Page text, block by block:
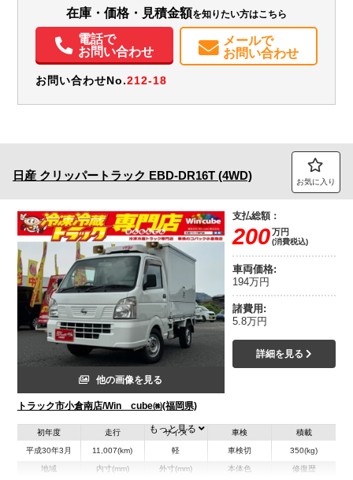
パワステ エアバッグ ドラレコ
在庫・価格・見積金額を知りたい方はこちら
電話で
お問い合わせ
メールで
お問い合わせ
お問い合わせNo.212-18
日産 クリッパートラック EBD-DR16T (4WD) お気に入り
他の画像を見る
トラック市小倉南店/Win cube㈱(福岡県)
支払総額：
200万円
(消費税込)
車両価格:
194万円
諸費用:
5.8万円
詳細を見る
初年度
平成30年3月
走行
11,007(km)
サイズ
軽
車検
車検切
積載
350(kg)
地域 内寸(mm) 外寸(mm) 本体色 修復歴
もっと見る